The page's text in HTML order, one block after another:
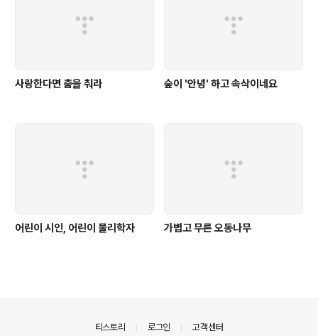
사랑한다면 춤을 춰라 숲이 '안녕' 하고 속삭이네요
어린이 시인, 어린이 물리학자 가볍고 무른 오동나무
티스토리 로그인 고객센터